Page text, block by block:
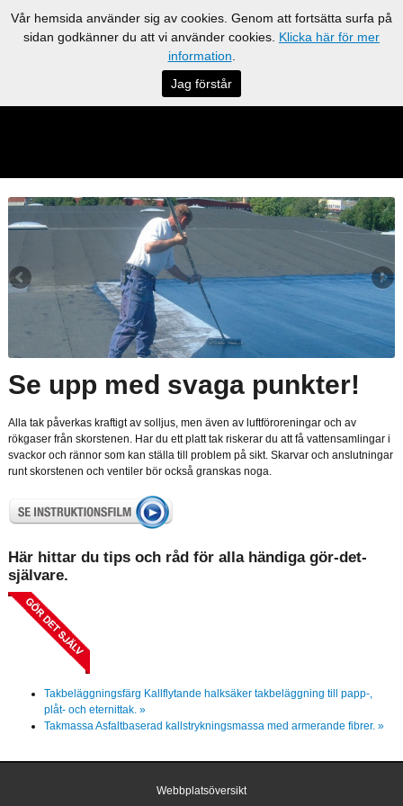
Se upp med svaga punkter!
Alla tak påverkas kraftigt av solljus, men även av luftföroreningar och av
rökgaser från skorstenen. Har du ett platt tak riskerar du att få vattensamlingar i
svackor och rännor som kan ställa till problem på sikt. Skarvar och anslutningar
runt skorstenen och ventiler bör också granskas noga.
Här hittar du tips och råd för alla händiga gör-det-
självare.
Takbeläggningsfärg Kallflytande halksäker takbeläggning till papp-,
plåt- och eternittak. »
TakmassaAsfaltbaserad kallstrykningsmassa med armerande fibrer. »
Webbplatsöversikt
Vår hemsida använder sig av cookies. Genom att fortsätta surfa på
sidan godkänner du att vi använder cookies. Klicka här för mer
information
Jag förstår